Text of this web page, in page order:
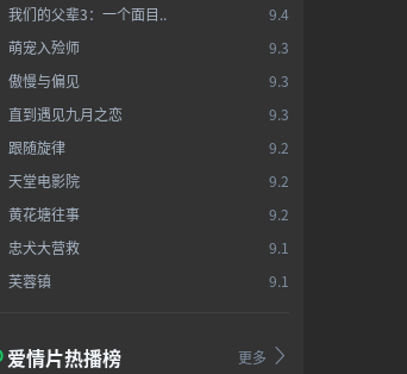
9.4
我们的父辈3：一个面目..
9.3
萌宠入殓师
9.3
傲慢与偏见
9.3
直到遇见九月之恋
9.2
跟随旋律
9.2
天堂电影院
9.2
黄花塘往事
9.1
忠犬大营救
9.1
芙蓉镇
更多
爱情片热播榜